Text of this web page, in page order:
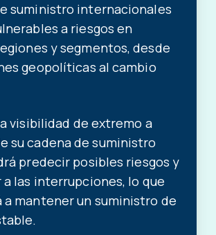
suministro internacionales
a riesgos en
y segmentos, desde
geopolíticas al cambio
visibilidad de extremo a
su cadena de suministro
predecir posibles riesgos y
las interrupciones, lo que
a mantener un suministro de